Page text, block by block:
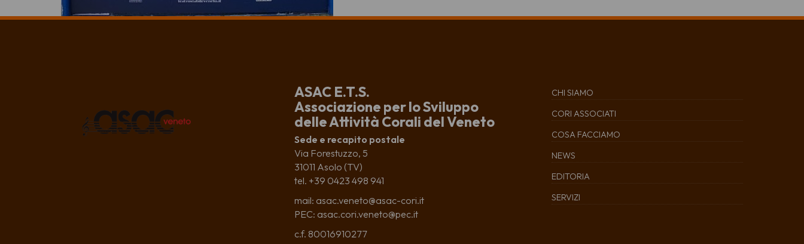
ASAC E.T.S.
Associazione per lo Sviluppo
delle Attività Corali del Veneto
Sede e recapito postale
Via Forestuzzo, 5
31011 Asolo (TV)
tel. +39 0423 498 941
mail: asac.veneto@asac-cori.it
PEC: asac.cori.veneto@pec.it
c.f. 80016910277
CHI SIAMO
CORI ASSOCIATI
COSA FACCIAMO
NEWS
EDITORIA
SERVIZI